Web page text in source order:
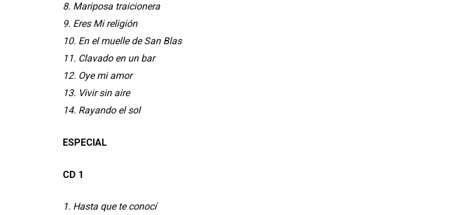
8. Mariposa traicionera
9. Eres Mi religión
10. En el muelle de San Blas
11. Clavado en un bar
12. Oye mi amor
13. Vivir sin aire
14. Rayando el sol
ESPECIAL
CD 1
1. Hasta que te conocí